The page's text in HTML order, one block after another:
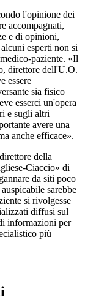
l'opinione dei
accompagnati,
e di opinioni,
esperti non si
paziente. «Il
direttore dell'U.O.
essere
sia fisico
esserci un'opera
e sugli altri
avere una
anche efficace».
della
Ciaccio» di
da siti poco
sarebbe
si rivolgesse
diffusi sul
informazioni per
più